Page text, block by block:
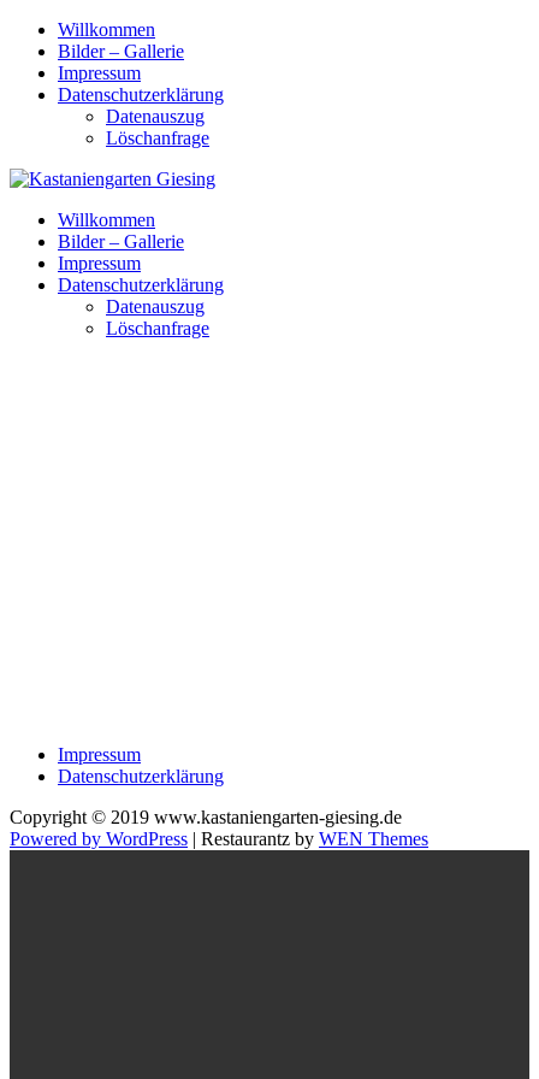
Skip
content
Willkommen
Bilder – Gallerie
Impressum
Datenschutzerklärung
Datenauszug
Löschanfrage
Willkommen
Bilder – Gallerie
Impressum
Datenschutzerklärung
Datenauszug
Löschanfrage
Impressum
Datenschutzerklärung
Copyright © 2019 www.kastaniengarten-giesing.de
Powered by WordPress | Restaurantz by WEN Themes